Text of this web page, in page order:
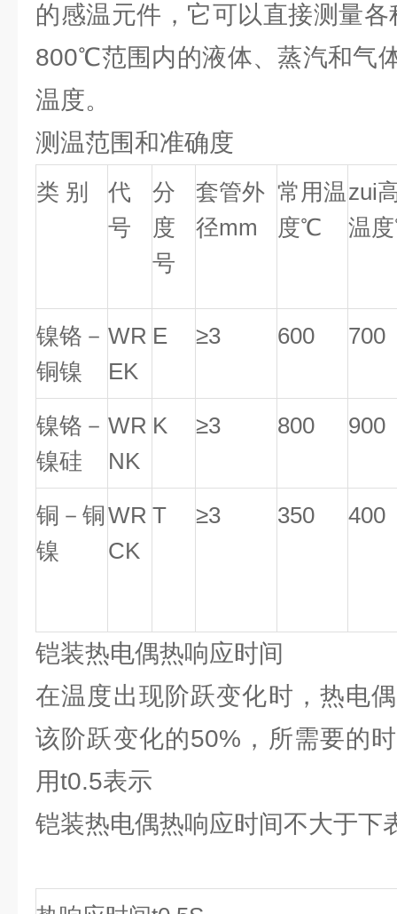
的感温元件，它可以直接测量
800℃范围内的液体、蒸汽和气
温度。
测温范围和准确度
类 别
代
号
分
度
号
套管外
径mm
常用温
度℃
zui
温
镍铬－
铜镍
WR
EK
E ≥3 600 700
镍铬－
镍硅
WR
NK
K ≥3 800 900
铜－铜
镍
WR
CK
T ≥3 350 400
铠装热电偶热响应时间
在温度出现阶跃变化时，热电
该阶跃变化的50%，所需要的
用t0.5表示
铠装热电偶热响应时间不大于下